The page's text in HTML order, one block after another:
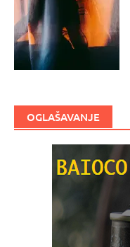
OGLAŠAVANJE